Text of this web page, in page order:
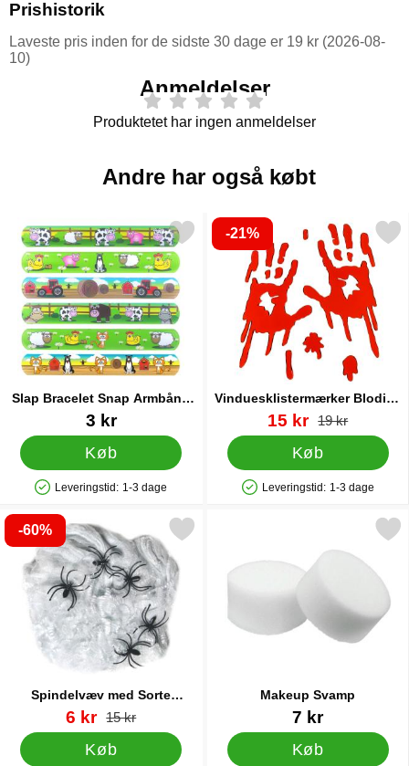
Prishistorik
Laveste pris inden for de sidste 30 dage er 19 kr (2026-08-
10)
Anmeldelser
Produktetet har ingen anmeldelser
Andre har også købt
Slap Bracelet Snap Armbånd
Bondegård
Varenr 382323 kr
Køb
Produkttilgængelighed: På lager
Leveringstid: 1-3 dage
slap Bracelet Snap Armbånd Bondegård som favorit
-21%
Vinduesklistermærker Blodige
Hænder
Varenr 88514
pris
15 kr pris
19 kr
Køb
Produkttilgængelighed: På lager
Leveringstid: 1-3 dage
Markér vinduesklistermærker
-60%
Spindelvæv med Sorte
Edderkopper 40g
Varenr 38697
pris
6 kr pris
15 kr
Køb
spindelvæv med Sorte Edderkopper 40g som favorit
Makeup Svamp
7 kr
Køb
Markér makeup